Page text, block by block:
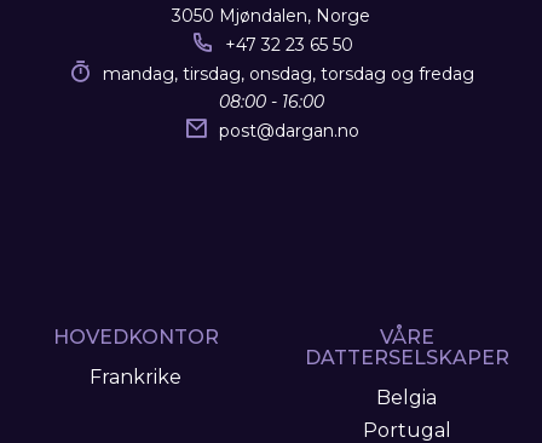
3050 Mjøndalen, Norge
+47 32 23 65 50
mandag, tirsdag, onsdag, torsdag og fredag
08:00 - 16:00
post@dargan.no
HOVEDKONTOR
Frankrike
VÅRE
DATTERSELSKAPER
Belgia
Portugal